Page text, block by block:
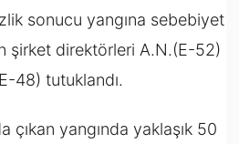
sonucu yangına sebebiyet
şirket direktörleri A.N.(E-52)
48) tutuklandı.
çıkan yangında yaklaşık 50